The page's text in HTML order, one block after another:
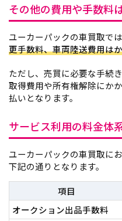
その他の費用や手数料
ユーカーパックの車買取では
更手数料、車両陸送費用は
ただし、売買に必要な手続
取得費用や所有権解除にか
払いとなります。
サービス利用の料金体
ユーカーパックの車買取に
下記の通りとなります。
項目
オークション出品手数料